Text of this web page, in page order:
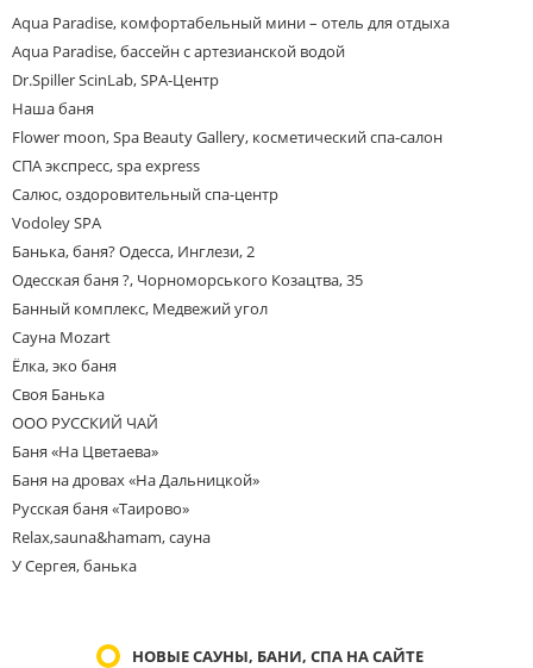
Aqua Paradise, комфортабельный мини – отель для отдыха
Aqua Paradise, бассейн с артезианской водой
Dr.Spiller ScinLab, SPA-Центр
Наша баня
Flower moon, Spa Beauty Gallery, косметический спа-салон
СПА экспресс, spa express
Салюс, оздоровительный спа-центр
Vodoley SPA
Банька, баня? Одесса, Инглези, 2
Одесская баня ?, Чорноморського Козацтва, 35
Банный комплекс, Медвежий угол
Сауна Mozart
Ёлка, эко баня
Своя Банька
ООО РУССКИЙ ЧАЙ
Баня «На Цветаева»
Баня на дровах «На Дальницкой»
Русская баня «Таирово»
Relax,sauna&hamam, сауна
У Сергея, банька
НОВЫЕ САУНЫ, БАНИ, СПА НА САЙТЕ